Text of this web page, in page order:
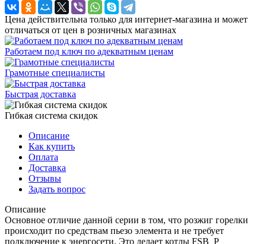
Цена действительна только для интернет-магазина и может
отличаться от цен в розничных магазинах
Работаем под ключ по адекватным ценам
Грамотные специалисты
Быстрая доставка
Гибкая система скидок
Описание
Как купить
Оплата
Доставка
Отзывы
Задать вопрос
Описание
Основное отличие данной серии в том, что розжиг горелки
происходит по средствам пьезо элемента и не требует
подключение к энергосети. Это делает котлы FSB_P